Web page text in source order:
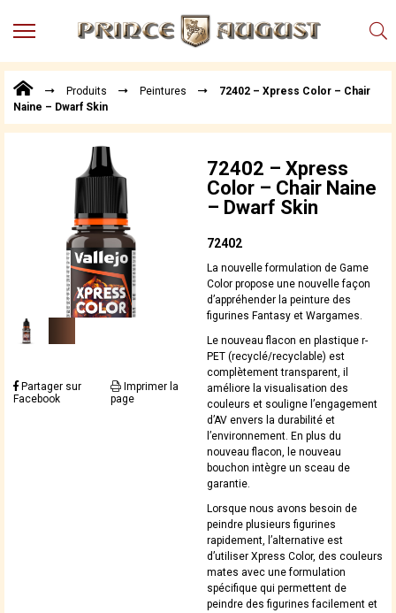
MENU
Points
de
Vente
Actualités
Téléchargements
Techniques,
trucs et
astuces
Vidéos
Produits Peintures
72402 – Xpress Color – Chair
Naine – Dwarf Skin
Partager sur
Facebook
Imprimer la
page
72402 – Xpress
Color – Chair Naine
– Dwarf Skin
72402
La nouvelle formulation de Game
Color propose une nouvelle façon
d’appréhender la peinture des
figurines Fantasy et Wargames.
Le nouveau flacon en plastique r-
PET (recyclé/recyclable) est
complètement transparent, il
améliore la visualisation des
couleurs et souligne l’engagement
d’AV envers la durabilité et
l’environnement. En plus du
nouveau flacon, le nouveau
bouchon intègre un sceau de
garantie.
Lorsque nous avons besoin de
peindre plusieurs figurines
rapidement, l’alternative est
d’utiliser Xpress Color, des couleurs
mates avec une formulation
spécifique qui permettent de
peindre des figurines facilement et